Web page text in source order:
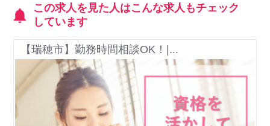
この求人を見た人はこんな求人もチェック
しています
【瑞穂市】勤務時間相談OK！|...